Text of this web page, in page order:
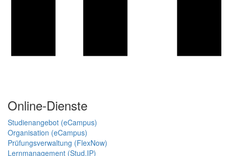
Online-Dienste
Studienangebot (eCampus)
Organisation (eCampus)
Prüfungsverwaltung (FlexNow)
Lernmanagement (Stud.IP)